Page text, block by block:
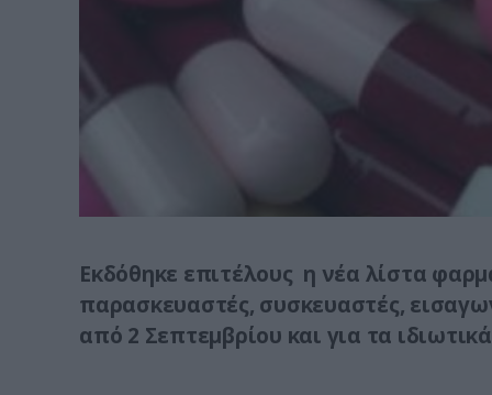
Εκδόθηκε επιτέλους η νέα λίστα
παρασκευαστές, συσκευαστές,
από 2 Σεπτεμβρίου και για τα